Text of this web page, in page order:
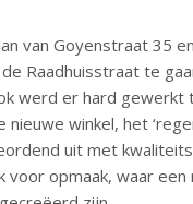
van Goyenstraat 35
Raadhuisstraat te
werd er hard gewerkt
winkel, het
uit met
voor opmaak, waar een